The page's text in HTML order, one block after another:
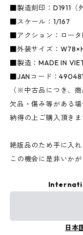
■製造刻印：D1911（
■スケール：1/167
■アクション：ロータ
■外装サイズ：
■製造：MADE IN
■JANコード：
（※中古品につき、
欠品・傷み等がある
納得の上ご購入頂き
絶版品のため手に入れ
この機会に是非いかが
日本